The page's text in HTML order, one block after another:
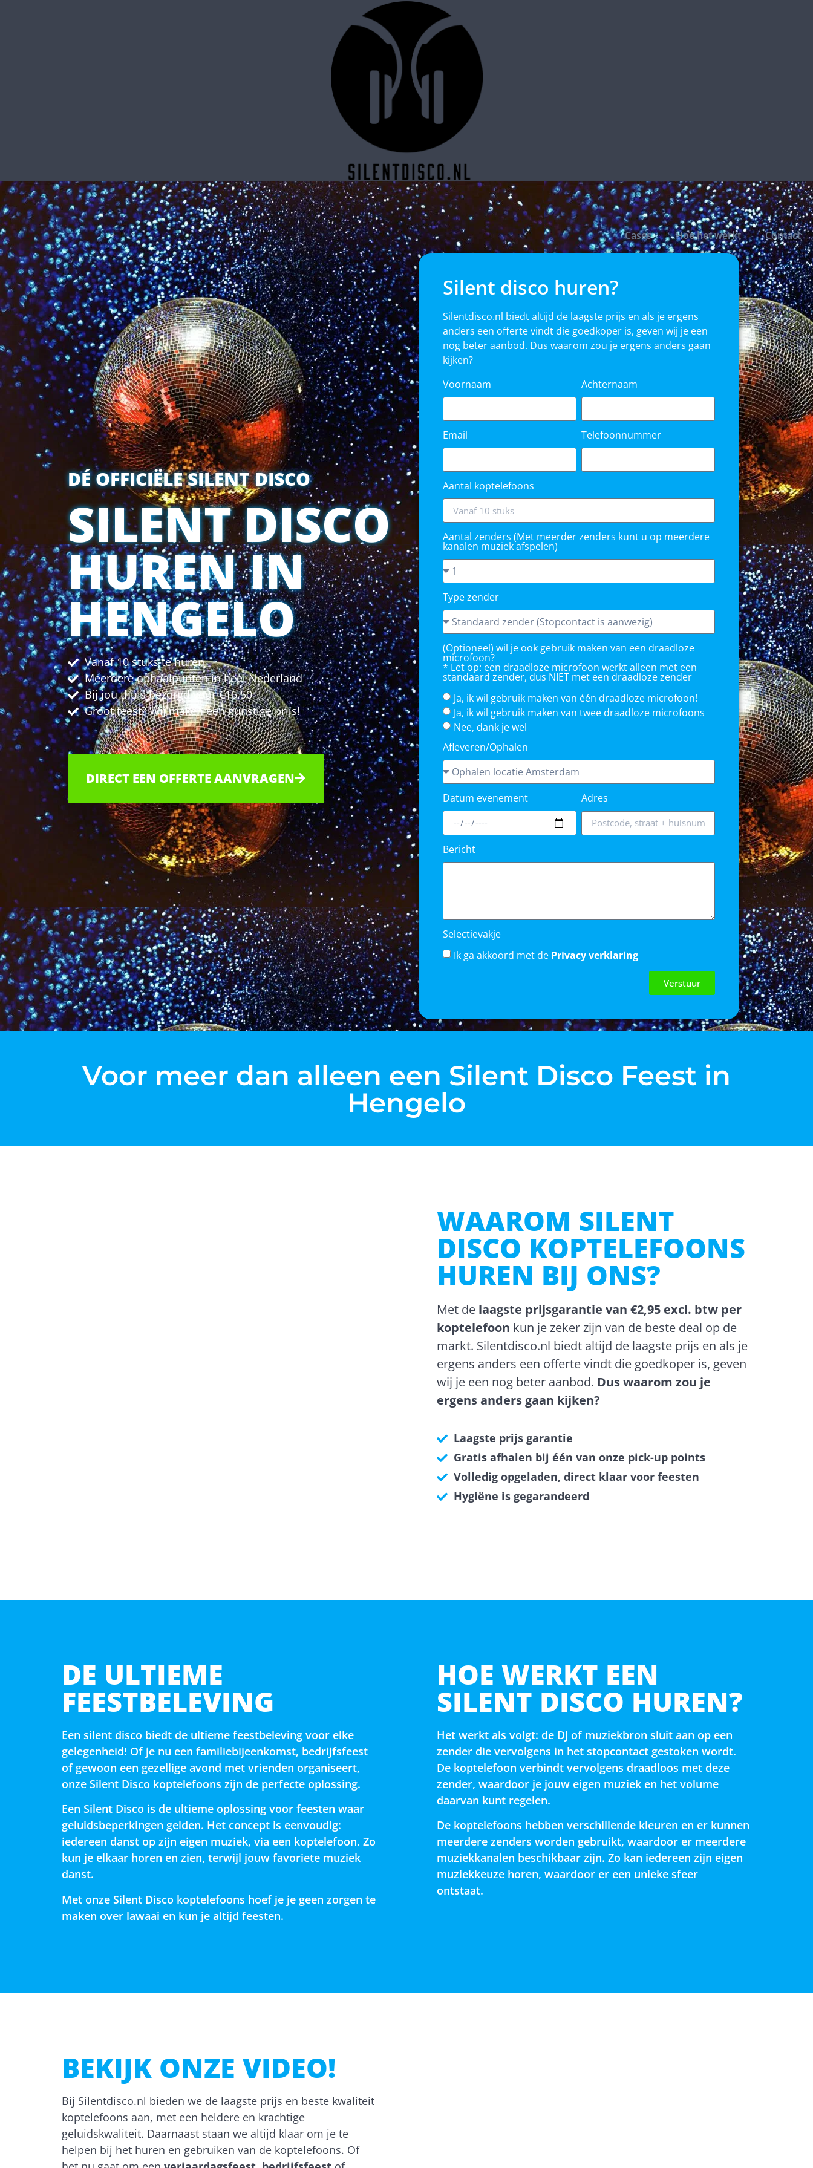
SILENT DISCO RESERVEREN
Cases Hoe het werkt Contact
DÉ OFFICIËLE SILENT DISCO
SILENT DISCO
HUREN IN
HENGELO
Vanaf 10 stuks te huren
Meerdere ophaalpunten in heel Nederland
Bij jou thuis bezorgd voor €16,50
Groot feest? Wij maken een gunstige prijs!
DIRECT EEN OFFERTE AANVRAGEN
Silent disco huren?
Silentdisco.nl biedt altijd de laagste prijs en als je ergens
anders een offerte vindt die goedkoper is, geven wij je een
nog beter aanbod. Dus waarom zou je ergens anders gaan
kijken?
Voornaam
Achternaam
Email Telefoonnummer
Aantal koptelefoons
Aantal zenders (Met meerder zenders kunt u op meerdere
kanalen muziek afspelen)
Type zender
(Optioneel) wil je ook gebruik maken van een draadloze
microfoon?
* Let op: een draadloze microfoon werkt alleen met een
standaard zender, dus NIET met een draadloze zender
Ja, ik wil gebruik maken van één draadloze microfoon!
Ja, ik wil gebruik maken van twee draadloze microfoons
Nee, dank je wel
Afleveren/Ophalen
Datum evenement Adres
Bericht
Selectievakje
Ik ga akkoord met de Privacy verklaring
Verstuur
Voor meer dan alleen een Silent Disco Feest in
Hengelo
WAAROM SILENT
DISCO KOPTELEFOONS
HUREN BIJ ONS?
Met de laagste prijsgarantie van €2,95 excl. btw per
koptelefoon kun je zeker zijn van de beste deal op de
markt. Silentdisco.nl biedt altijd de laagste prijs en als je
ergens anders een offerte vindt die goedkoper is, geven
wij je een nog beter aanbod. Dus waarom zou je
ergens anders gaan kijken?
Laagste prijs garantie
Gratis afhalen bij één van onze pick-up points
Volledig opgeladen, direct klaar voor feesten
Hygiëne is gegarandeerd
DE ULTIEME
FEESTBELEVING
Een silent disco biedt de ultieme feestbeleving voor elke
gelegenheid! Of je nu een familiebijeenkomst, bedrijfsfeest
of gewoon een gezellige avond met vrienden organiseert,
onze Silent Disco koptelefoons zijn de perfecte oplossing.
Een Silent Disco is de ultieme oplossing voor feesten waar
geluidsbeperkingen gelden. Het concept is eenvoudig:
iedereen danst op zijn eigen muziek, via een koptelefoon. Zo
kun je elkaar horen en zien, terwijl jouw favoriete muziek
danst.
Met onze Silent Disco koptelefoons hoef je je geen zorgen te
maken over lawaai en kun je altijd feesten.
HOE WERKT EEN
SILENT DISCO HUREN?
Het werkt als volgt: de DJ of muziekbron sluit aan op een
zender die vervolgens in het stopcontact gestoken wordt.
De koptelefoon verbindt vervolgens draadloos met deze
zender, waardoor je jouw eigen muziek en het volume
daarvan kunt regelen.
De koptelefoons hebben verschillende kleuren en er kunnen
meerdere zenders worden gebruikt, waardoor er meerdere
muziekkanalen beschikbaar zijn. Zo kan iedereen zijn eigen
muziekkeuze horen, waardoor er een unieke sfeer
ontstaat.
BEKIJK ONZE VIDEO!
Bij Silentdisco.nl bieden we de laagste prijs en beste kwaliteit
koptelefoons aan, met een heldere en krachtige
geluidskwaliteit. Daarnaast staan we altijd klaar om je te
helpen bij het huren en gebruiken van de koptelefoons. Of